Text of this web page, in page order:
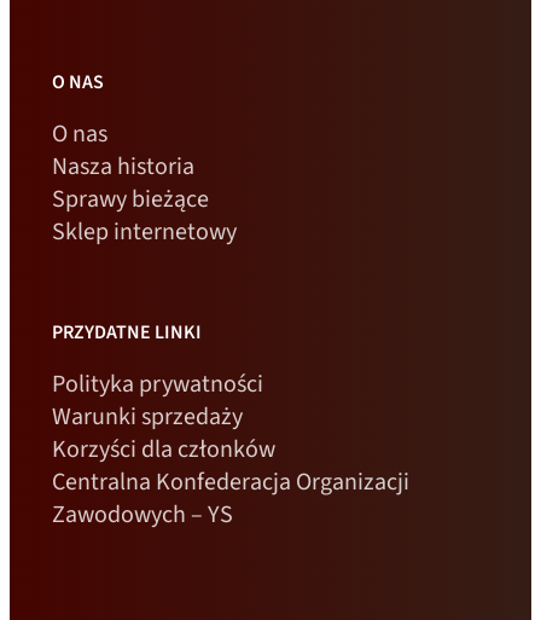
O NAS
O nas
Nasza historia
Sprawy bieżące
Sklep internetowy
PRZYDATNE LINKI
Polityka prywatności
Warunki sprzedaży
Korzyści dla członków
Centralna Konfederacja Organizacji
Zawodowych – YS